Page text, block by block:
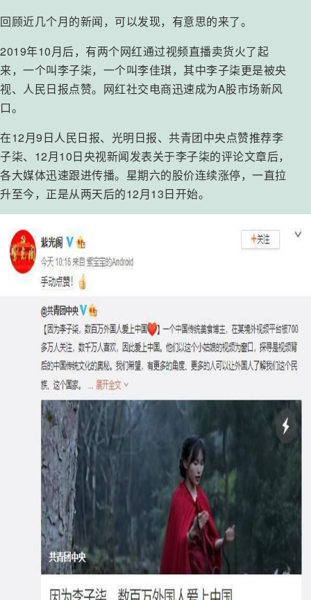
回顾近几个月的新闻，可以发现，有意思的来了。
2019年10月后，有两个网红通过视频直播卖货火了起
来，一个叫李子柒，一个叫李佳琪，其中李子柒更是被央
视、人民日报点赞。网红社交电商迅速成为A股市场新风
口。
在12月9日人民日报、光明日报、共青团中央点赞推荐李
子柒、12月10日央视新闻发表关于李子柒的评论文章后，
各大媒体迅速跟进传播。星期六的股价连续涨停，一直拉
升至今，正是从两天后的12月13日开始。